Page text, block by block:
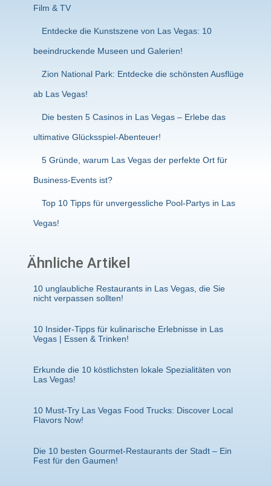
Film & TV
Entdecke die Kunstszene von Las Vegas: 10
beeindruckende Museen und Galerien!
Zion National Park: Entdecke die schönsten Ausflüge
ab Las Vegas!
Die besten 5 Casinos in Las Vegas – Erlebe das
ultimative Glücksspiel-Abenteuer!
5 Gründe, warum Las Vegas der perfekte Ort für
Business-Events ist?
Top 10 Tipps für unvergessliche Pool-Partys in Las
Vegas!
Ähnliche Artikel
10 unglaubliche Restaurants in Las Vegas, die Sie
nicht verpassen sollten!
10 Insider-Tipps für kulinarische Erlebnisse in Las
Vegas | Essen & Trinken!
Erkunde die 10 köstlichsten lokale Spezialitäten von
Las Vegas!
10 Must-Try Las Vegas Food Trucks: Discover Local
Flavors Now!
Die 10 besten Gourmet-Restaurants der Stadt – Ein
Fest für den Gaumen!